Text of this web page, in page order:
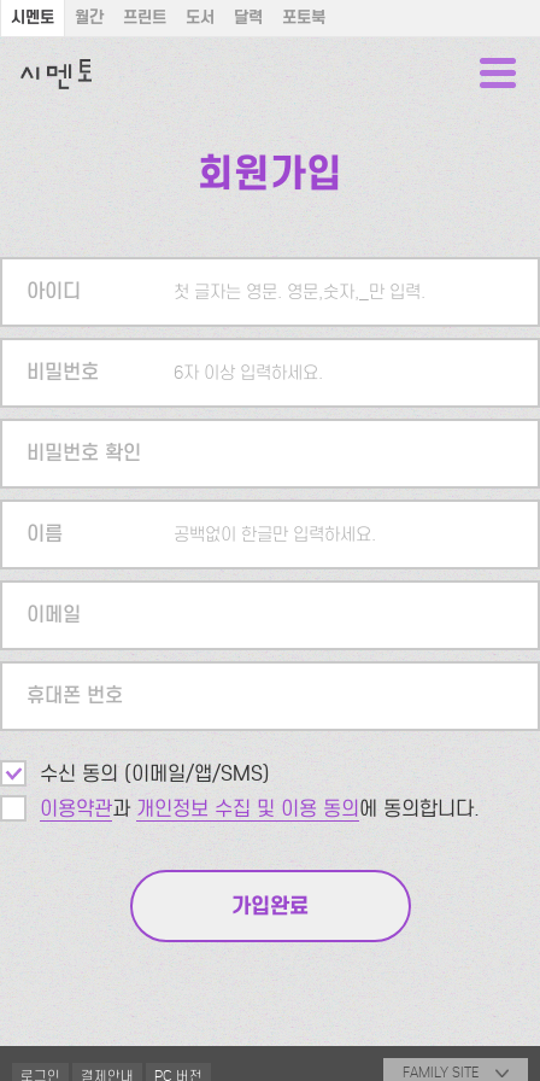
시멘토 월간 프린트 도서 달력 포토북
회원가입
아이디 첫 글자는 영문. 영문,숫자,_만 입력.
비밀번호 6자 이상 입력하세요.
비밀번호 확인
이름 공백없이 한글만 입력하세요.
이메일
휴대폰 번호
수신 동의 (이메일/앱/SMS)
이용약관과 개인정보 수집 및 이용 동의에 동의합니다.
로그인 결제안내 PC 버전 FAMILY SITE